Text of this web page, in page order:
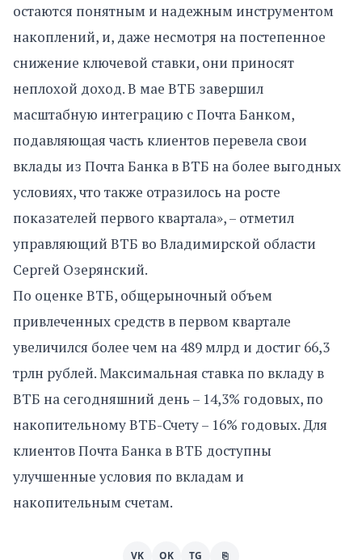
остаются понятным и надежным инструментом
накоплений, и, даже несмотря на постепенное
снижение ключевой ставки, они приносят
неплохой доход. В мае ВТБ завершил
масштабную интеграцию с Почта Банком,
подавляющая часть клиентов перевела свои
вклады из Почта Банка в ВТБ на более выгодных
условиях, что также отразилось на росте
показателей первого квартала», – отметил
управляющий ВТБ во Владимирской области
Сергей Озерянский.
По оценке ВТБ, общерыночный объем
привлеченных средств в первом квартале
увеличился более чем на 489 млрд и достиг 66,3
трлн рублей. Максимальная ставка по вкладу в
ВТБ на сегодняшний день – 14,3% годовых, по
накопительному ВТБ-Счету – 16% годовых. Для
клиентов Почта Банка в ВТБ доступны
улучшенные условия по вкладам и
накопительным счетам.
VK OK TG ⎘